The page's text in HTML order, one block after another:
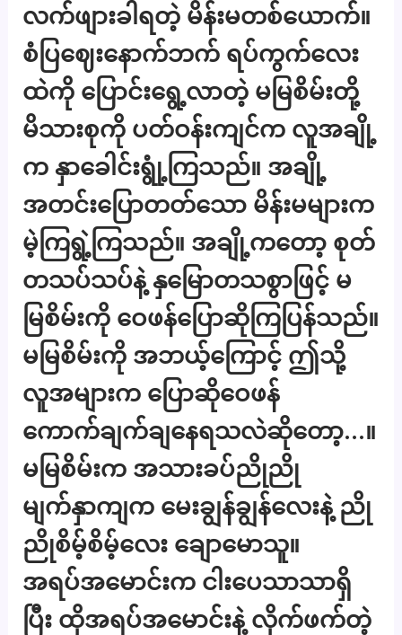
လက်ဖျားခါရတဲ့ မိန်းမတစ်ယောက်။
စံပြဈေးနောက်ဘက် ရပ်ကွက်လေး
ထဲကို ပြောင်းရွေ့လာတဲ့ မမြစိမ်းတို့
မိသားစုကို ပတ်ဝန်းကျင်က လူအချို့
က နှာခေါင်းရွုံ့ကြသည်။ အချို့
အတင်းပြောတတ်သော မိန်းမများက
မဲ့ကြရွဲ့ကြသည်။ အချို့ကတော့ စုတ်
တသပ်သပ်နဲ့ နှမြောတသစွာဖြင့် မ
မြစိမ်းကို ဝေဖန်ပြောဆိုကြပြန်သည်။
မမြစိမ်းကို အဘယ့်ကြောင့် ဤသို့
လူအများက ပြောဆိုဝေဖန်
ကောက်ချက်ချနေရသလဲဆိုတော့…။
မမြစိမ်းက အသားခပ်ညိုညို
မျက်နှာကျက မေးချွန်ချွန်လေးနဲ့ ညို
ညိုစိမ့်စိမ့်လေး ချောမောသူ။
အရပ်အမောင်းက ငါးပေသာသာရှိ
ပြီး ထိုအရပ်အမောင်းနဲ့ လိုက်ဖက်တဲ့